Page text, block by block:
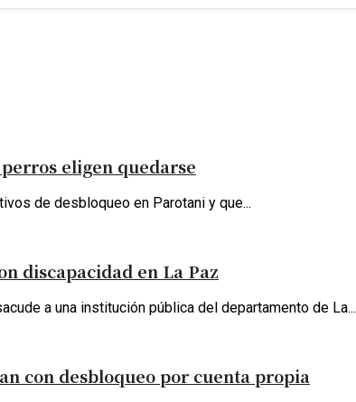
eligen quedarse
de desbloqueo en Parotani y que...
discapacidad en La Paz
a una institución pública del departamento de La...
con desbloqueo por cuenta propia